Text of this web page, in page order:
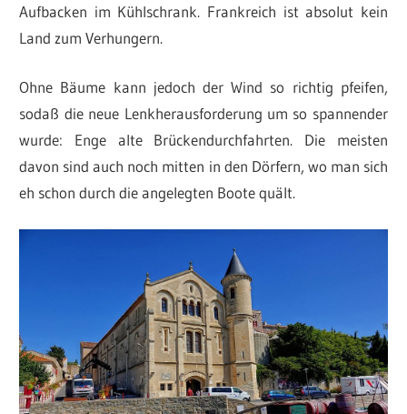
Aufbacken im Kühlschrank. Frankreich ist absolut kein
Land zum Verhungern.
Ohne Bäume kann jedoch der Wind so richtig pfeifen,
sodaß die neue Lenkherausforderung um so spannender
wurde: Enge alte Brückendurchfahrten. Die meisten
davon sind auch noch mitten in den Dörfern, wo man sich
eh schon durch die angelegten Boote quält.